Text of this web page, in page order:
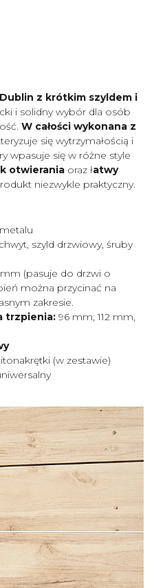
z krótkim szyldem i
i solidny wybór dla osób
W całości wykonana z
się wytrzymałością i
wpasuje się w różne style
otwierania oraz łatwy
niezwykle praktyczny.
szyld drzwiowy, śruby
(pasuje do drzwi o
można przycinać na
zakresie.
trzpienia: 96 mm, 112 mm,
(w zestawie)